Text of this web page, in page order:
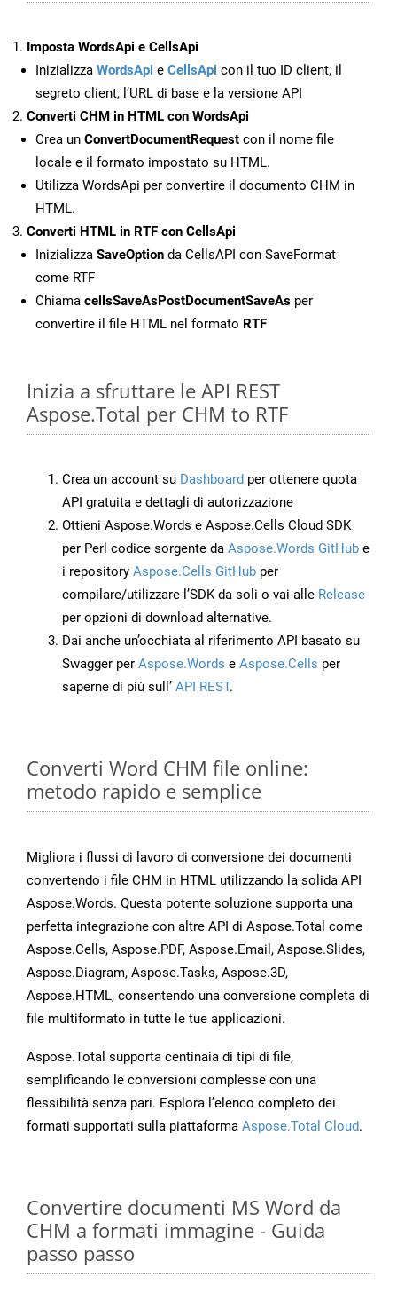
Imposta WordsApi e CellsApi
Inizializza WordsApi e CellsApi con il tuo ID client, il
segreto client, l’URL di base e la versione API
Converti CHM in HTML con WordsApi
Crea un ConvertDocumentRequest con il nome file
locale e il formato impostato su HTML.
Utilizza WordsApi per convertire il documento CHM in
HTML.
Converti HTML in RTF con CellsApi
Inizializza SaveOption da CellsAPI con SaveFormat
come RTF
Chiama cellsSaveAsPostDocumentSaveAs per
convertire il file HTML nel formato RTF
Inizia a sfruttare le API REST
Aspose.Total per CHM to RTF
Crea un account su Dashboard per ottenere quota
API gratuita e dettagli di autorizzazione
Ottieni Aspose.Words e Aspose.Cells Cloud SDK
per Perl codice sorgente da Aspose.Words GitHub e
i repository Aspose.Cells GitHub per
compilare/utilizzare l’SDK da soli o vai alle Release
per opzioni di download alternative.
Dai anche un’occhiata al riferimento API basato su
Swagger per Aspose.Words e Aspose.Cells per
saperne di più sull’ API REST.
Converti Word CHM file online:
metodo rapido e semplice
Migliora i flussi di lavoro di conversione dei documenti
convertendo i file CHM in HTML utilizzando la solida API
Aspose.Words. Questa potente soluzione supporta una
perfetta integrazione con altre API di Aspose.Total come
Aspose.Cells, Aspose.PDF, Aspose.Email, Aspose.Slides,
Aspose.Diagram, Aspose.Tasks, Aspose.3D,
Aspose.HTML, consentendo una conversione completa di
file multiformato in tutte le tue applicazioni.
Aspose.Total supporta centinaia di tipi di file,
semplificando le conversioni complesse con una
flessibilità senza pari. Esplora l’elenco completo dei
formati supportati sulla piattaforma Aspose.Total Cloud.
Convertire documenti MS Word da
CHM a formati immagine - Guida
passo passo